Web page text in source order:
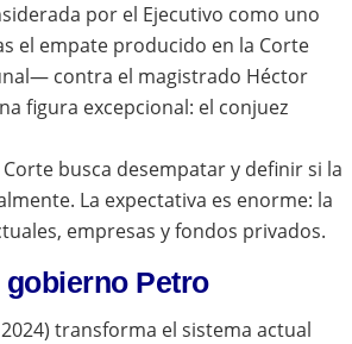
por el Ejecutivo como uno
el empate producido en la Corte
contra el magistrado Héctor
figura excepcional: el conjuez
busca desempatar y definir si la
La expectativa es enorme: la
empresas y fondos privados.
Petro
transforma el sistema actual